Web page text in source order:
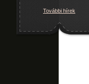
További hírek